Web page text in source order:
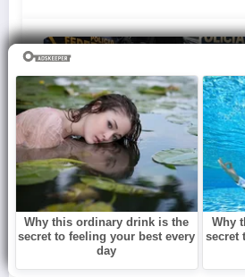
Redação 0
Pedido de prisão preventiva
por fraude no INSS vem à tona